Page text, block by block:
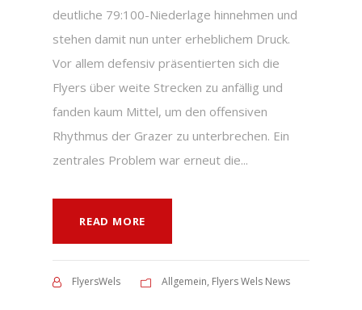
deutliche 79:100-Niederlage hinnehmen und
stehen damit nun unter erheblichem Druck.
Vor allem defensiv präsentierten sich die
Flyers über weite Strecken zu anfällig und
fanden kaum Mittel, um den offensiven
Rhythmus der Grazer zu unterbrechen. Ein
zentrales Problem war erneut die...
READ MORE
FlyersWels Allgemein, Flyers Wels News